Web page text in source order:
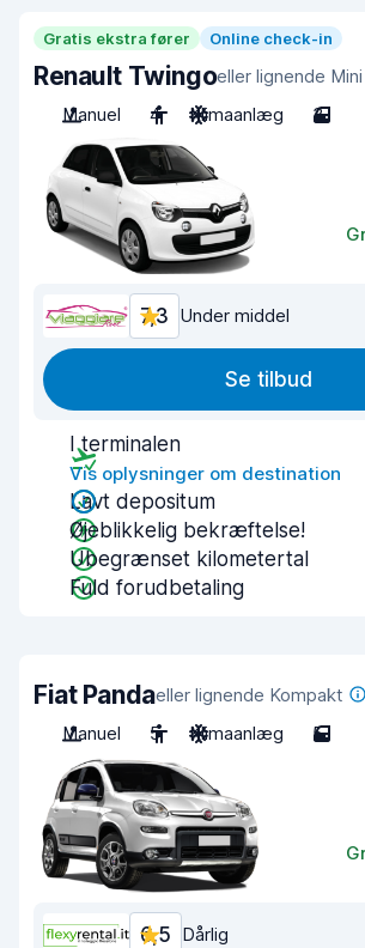
Gratis ekstra fører Online check-in
Renault Twingoeller lignende Mini
Manuel
4 Klimaanlæg 3
7,3 Under middel
Se tilbud
I terminalen
Vis oplysninger om destination
Lavt depositum
Øjeblikkelig bekræftelse!
Ubegrænset kilometertal
Fuld forudbetaling
Fiat Pandaeller lignende Kompakt
Manuel
5 Klimaanlæg 5
6,5 Dårlig